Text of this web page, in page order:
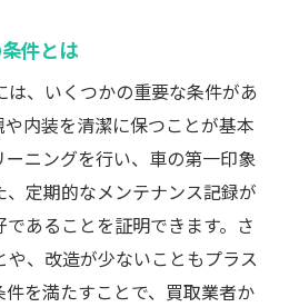
活用した効率的な取引
学ぶ自動車買取のヒント
奈川県の廃車買取術
査定を得るための秘訣
高額査定の実現法
使った最適な戦略
定を活かした取引術
件とは
、いくつかの重要な条件があ
内装を清潔に保つことが基本
ニングを行い、車の第一印象
、定期的なメンテナンス記録が
あることを証明できます。さ
や、改造が少ないこともプラス
を満たすことで、買取業者か